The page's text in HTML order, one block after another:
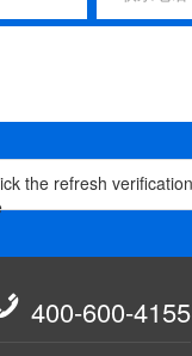
400-600-4155